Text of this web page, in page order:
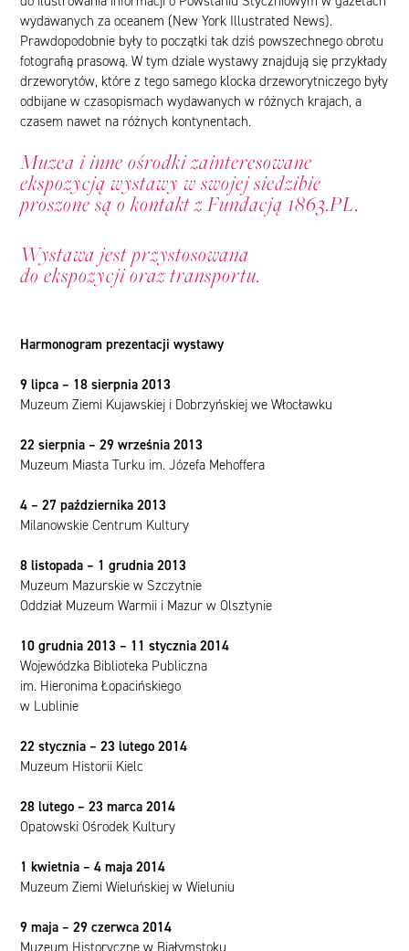
wydawanych za oceanem (New York Illustrated News).
Prawdopodobnie były to początki tak dziś powszechnego obrotu
fotografią prasową. W tym dziale wystawy znajdują się przykłady
drzeworytów, które z tego samego klocka drzeworytniczego były
odbijane w czasopismach wydawanych w różnych krajach, a
czasem nawet na różnych kontynentach.
Muzea i inne ośrodki zainteresowane
ekspozycją wystawy w swojej siedzibie
proszone są o kontakt z Fundacją 1863.PL.
Wystawa jest przystosowana
do ekspozycji oraz transportu.
Harmonogram prezentacji wystawy
9 lipca – 18 sierpnia 2013
Muzeum Ziemi Kujawskiej i Dobrzyńskiej we Włocławku
22 sierpnia – 29 września 2013
Muzeum Miasta Turku im. Józefa Mehoffera
4 – 27 października 2013
Milanowskie Centrum Kultury
8 listopada – 1 grudnia 2013
Muzeum Mazurskie w Szczytnie
Oddział Muzeum Warmii i Mazur w Olsztynie
10 grudnia 2013 – 11 stycznia 2014
Wojewódzka Biblioteka Publiczna
im. Hieronima Łopacińskiego
w Lublinie
22 stycznia – 23 lutego 2014
Muzeum Historii Kielc
28 lutego – 23 marca 2014
Opatowski Ośrodek Kultury
1 kwietnia – 4 maja 2014
Muzeum Ziemi Wieluńskiej w Wieluniu
9 maja – 29 czerwca 2014
Muzeum Historyczne w Białymstoku